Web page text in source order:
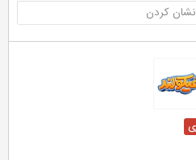
نشان کردن